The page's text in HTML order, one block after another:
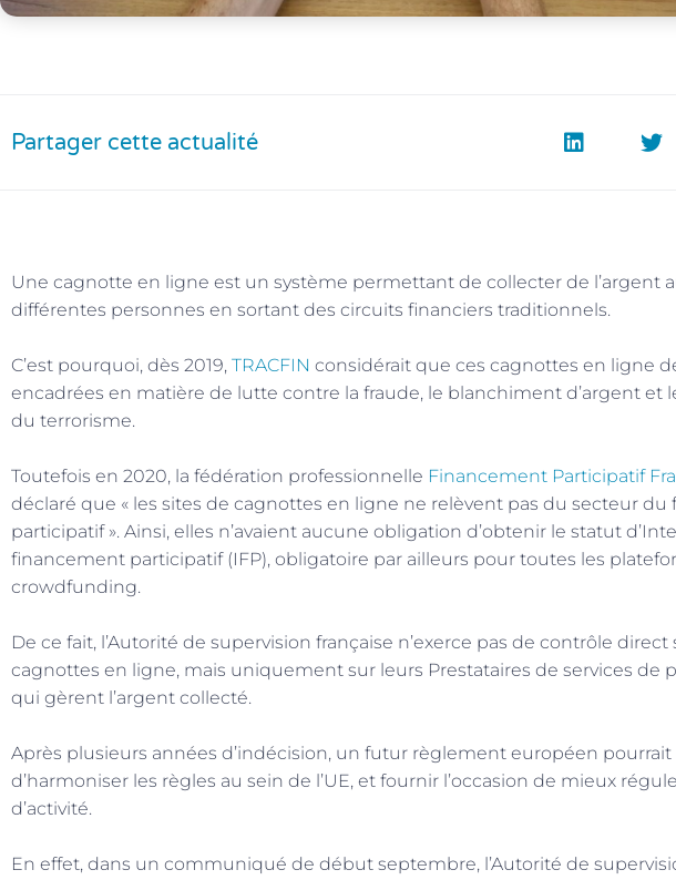
Partager cette actualité
Une cagnotte en ligne est un système permettant de collecter de l’argent
différentes personnes en sortant des circuits financiers traditionnels.
C’est pourquoi, dès 2019, TRACFIN considérait que ces cagnottes en ligne
encadrées en matière de lutte contre la fraude, le blanchiment d’argent et
du terrorisme.
Toutefois en 2020, la fédération professionnelle Financement Participatif
déclaré que « les sites de cagnottes en ligne ne relèvent pas du secteur
participatif ». Ainsi, elles n’avaient aucune obligation d’obtenir le statut
financement participatif (IFP), obligatoire par ailleurs pour toutes les
crowdfunding.
De ce fait, l’Autorité de supervision française n’exerce pas de contrôle direct
cagnottes en ligne, mais uniquement sur leurs Prestataires de services de
qui gèrent l’argent collecté.
Après plusieurs années d’indécision, un futur règlement européen
d’harmoniser les règles au sein de l’UE, et fournir l’occasion de mieux
d’activité.
En effet, dans un communiqué de début septembre, l’Autorité de